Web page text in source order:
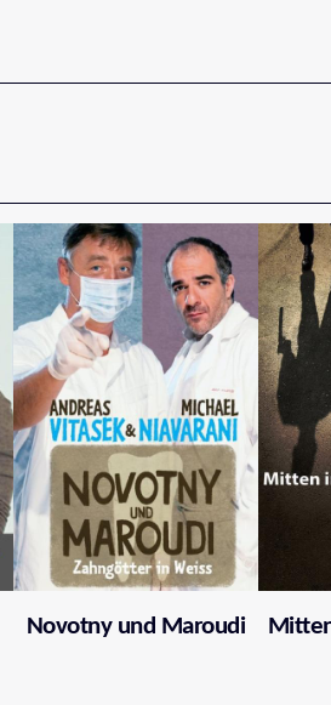
Novotny und Maroudi